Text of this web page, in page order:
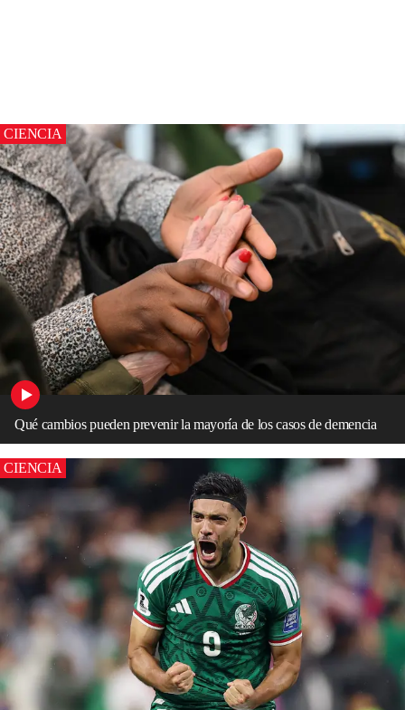
CIENCIA
Qué cambios pueden prevenir la mayoría de los casos de demencia
CIENCIA